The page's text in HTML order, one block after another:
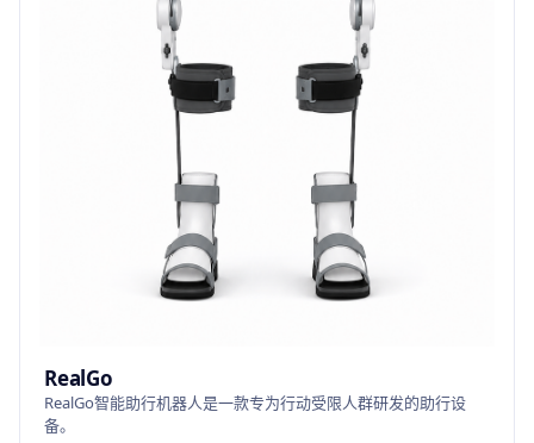
RealGo
RealGo智能助行机器人是一款专为行动受限人群研发的助行设
备。